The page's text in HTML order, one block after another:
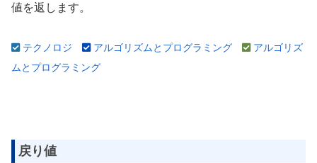
値を返します。
テクノロジ アルゴリズムとプログラミング
アルゴリズ
ムとプログラミング
戻り値